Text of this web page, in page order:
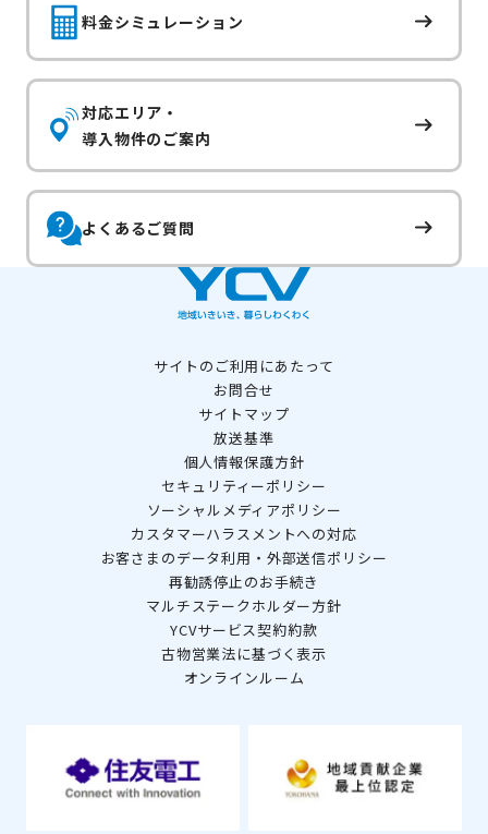
料金シミュレーション
対応エリア・
導入物件のご案内
よくあるご質問
サイトのご利用にあたって
お問合せ
サイトマップ
放送基準
個人情報保護方針
セキュリティーポリシー
ソーシャルメディアポリシー
カスタマーハラスメントへの対応
お客さまのデータ利用・外部送信ポリシー
再勧誘停止のお手続き
マルチステークホルダー方針
YCVサービス契約約款
古物営業法に基づく表示
オンラインルーム